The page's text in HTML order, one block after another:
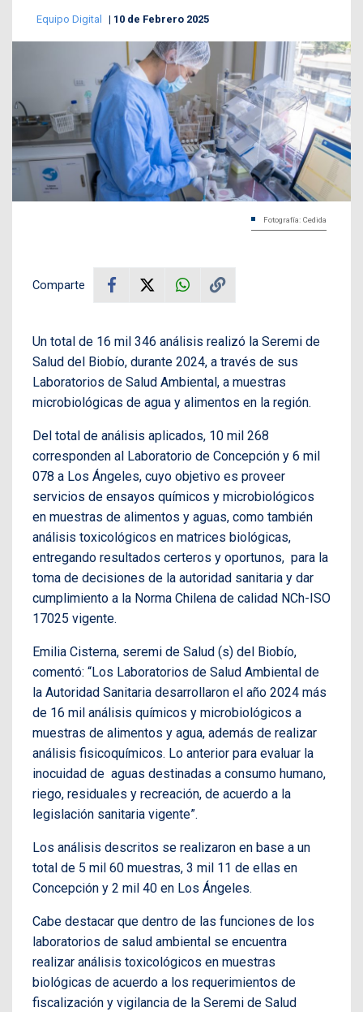
Equipo Digital 10 de Febrero 2025
Fotografía: Cedida
Comparte
Un total de 16 mil 346 análisis realizó la Seremi de
Salud del Biobío, durante 2024, a través de sus
Laboratorios de Salud Ambiental, a muestras
microbiológicas de agua y alimentos en la región.
Del total de análisis aplicados, 10 mil 268
corresponden al Laboratorio de Concepción y 6 mil
078 a Los Ángeles, cuyo objetivo es proveer
servicios de ensayos químicos y microbiológicos
en muestras de alimentos y aguas, como también
análisis toxicológicos en matrices biológicas,
entregando resultados certeros y oportunos, para la
toma de decisiones de la autoridad sanitaria y dar
cumplimiento a la Norma Chilena de calidad NCh-ISO
17025 vigente.
Emilia Cisterna, seremi de Salud (s) del Biobío,
comentó: “Los Laboratorios de Salud Ambiental de
la Autoridad Sanitaria desarrollaron el año 2024 más
de 16 mil análisis químicos y microbiológicos a
muestras de alimentos y agua, además de realizar
análisis fisicoquímicos. Lo anterior para evaluar la
inocuidad de aguas destinadas a consumo humano,
riego, residuales y recreación, de acuerdo a la
legislación sanitaria vigente”.
Los análisis descritos se realizaron en base a un
total de 5 mil 60 muestras, 3 mil 11 de ellas en
Concepción y 2 mil 40 en Los Ángeles.
Cabe destacar que dentro de las funciones de los
laboratorios de salud ambiental se encuentra
realizar análisis toxicológicos en muestras
biológicas de acuerdo a los requerimientos de
fiscalización y vigilancia de la Seremi de Salud